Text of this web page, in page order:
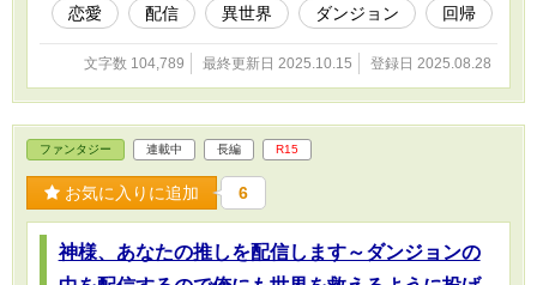
恋愛
配信 異世界 ダンジョン 回帰
文字数 104,789 最終更新日 2025.10.15 登録日 2025.08.28
ファンタジー 連載中 長編 R15
お気に入りに追加 6
神様、あなたの推しを配信します～ダンジョンの